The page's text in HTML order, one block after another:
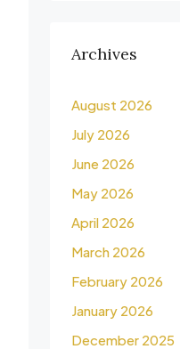
Archives
August 2026
July 2026
June 2026
May 2026
April 2026
March 2026
February 2026
January 2026
December 2025